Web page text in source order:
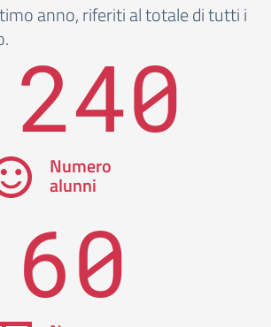
anno, riferiti al totale di tutti i
Numero
alunni
60